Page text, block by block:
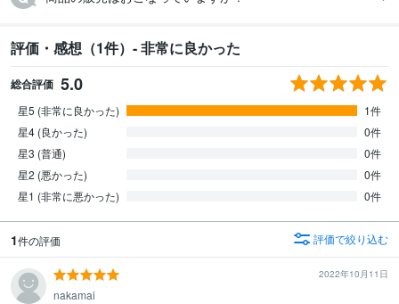
評価・感想（1件）- 非常に良かった
総合評価 5.0
星5 (非常に良かった)
1件
星4 (良かった)
0件
星3 (普通)
0件
星2 (悪かった)
0件
星1 (非常に悪かった)
0件
1件の評価 評価で絞り込む
2022年10月11日
nakamai